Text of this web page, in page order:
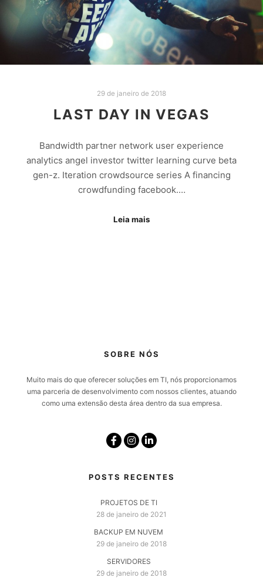
29 de janeiro de 2018
LAST DAY IN VEGAS
Bandwidth partner network user experience
analytics angel investor twitter learning curve beta
gen-z. Iteration crowdsource series A financing
crowdfunding facebook.…
Leia mais
SOBRE NÓS
Muito mais do que oferecer soluções em TI, nós proporcionamos
uma parceria de desenvolvimento com nossos clientes, atuando
como uma extensão desta área dentro da sua empresa.
POSTS RECENTES
PROJETOS DE TI
28 de janeiro de 2021
BACKUP EM NUVEM
29 de janeiro de 2018
SERVIDORES
29 de janeiro de 2018